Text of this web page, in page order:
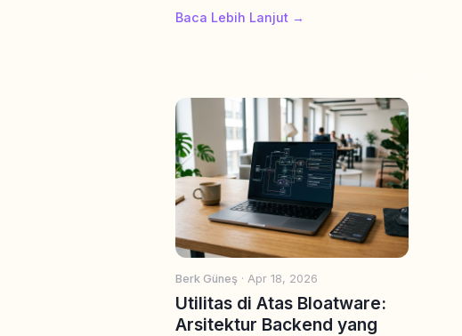
Baca Lebih Lanjut →
Berk Güneş · Apr 18, 2026
Utilitas di Atas Bloatware:
Arsitektur Backend yang